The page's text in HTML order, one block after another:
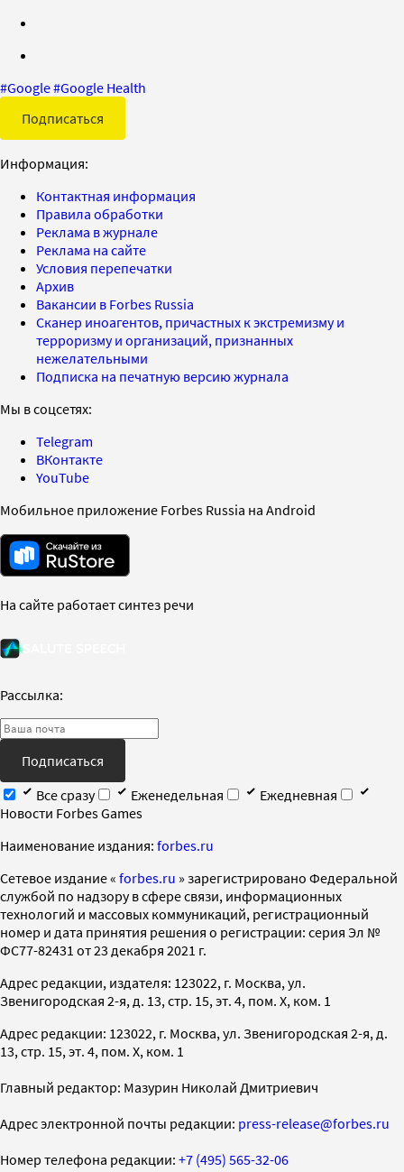
#Google#Google Health
Подписаться
Информация:
Контактная информация
Правила обработки
Реклама в журнале
Реклама на сайте
Условия перепечатки
Архив
Вакансии в Forbes Russia
Сканер иноагентов, причастных к экстремизму и
терроризму и организаций, признанных
нежелательными
Подписка на печатную версию журнала
Мы в соцсетях:
Telegram
ВКонтакте
YouTube
Мобильное приложение Forbes Russia на Android
На сайте работает синтез речи
Рассылка:
Подписаться
Все сразу
Еженедельная
Ежедневная
Новости Forbes Games
Наименование издания: forbes.ru
Cетевое издание « forbes.ru » зарегистрировано Федеральной
службой по надзору в сфере связи, информационных
технологий и массовых коммуникаций, регистрационный
номер и дата принятия решения о регистрации: серия Эл №
ФС77-82431 от 23 декабря 2021 г.
Адрес редакции, издателя: 123022, г. Москва, ул.
Звенигородская 2-я, д. 13, стр. 15, эт. 4, пом. X, ком. 1
Адрес редакции: 123022, г. Москва, ул. Звенигородская 2-я, д.
13, стр. 15, эт. 4, пом. X, ком. 1
Главный редактор: Мазурин Николай Дмитриевич
Адрес электронной почты редакции: press-release@forbes.ru
Номер телефона редакции: +7 (495) 565-32-06